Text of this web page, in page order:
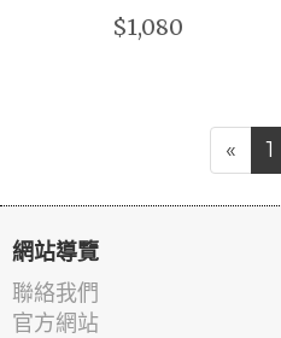
$1,080
« 1
網站導覽
聯絡我們
官方網站